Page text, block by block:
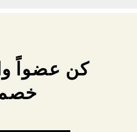
كن عضواً
خصم